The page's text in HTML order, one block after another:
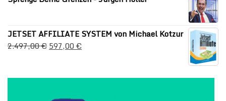
JETSET AFFILIATE SYSTEM von Michael Kotzur
2.497,00€ 597,00 €